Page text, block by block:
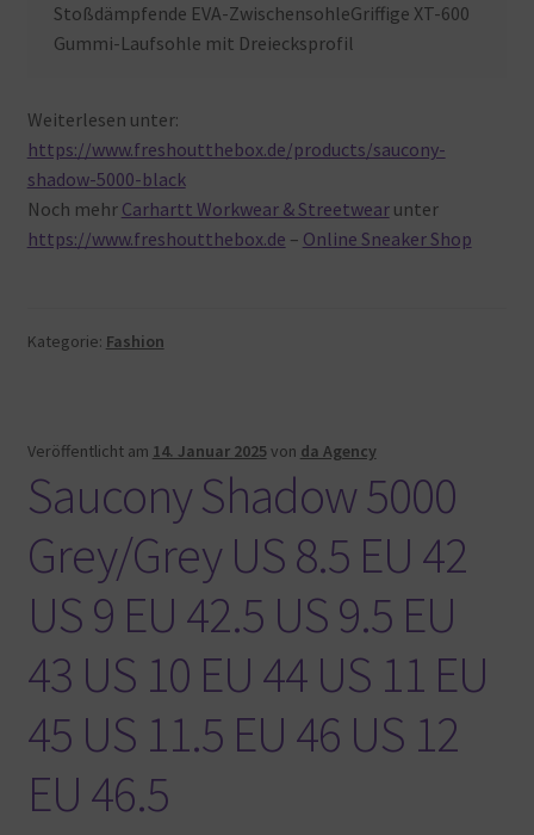
Stoßdämpfende EVA-ZwischensohleGriffige XT-600
Gummi-Laufsohle mit Dreiecksprofil
Weiterlesen unter:
https://www.freshoutthebox.de/products/saucony-
shadow-5000-black
Noch mehr Carhartt Workwear & Streetwearunter
https://www.freshoutthebox.de – Online Sneaker Shop
Kategorie: Fashion
Veröffentlicht am 14. Januar 2025von da Agency
Saucony Shadow 5000
Grey/Grey US 8.5 EU 42
US 9 EU 42.5 US 9.5 EU
43 US 10 EU 44 US 11 EU
45 US 11.5 EU 46 US 12
EU 46.5